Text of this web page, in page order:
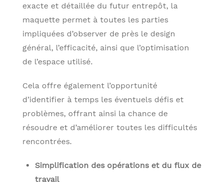
exacte et détaillée du futur entrepôt, la
maquette permet à toutes les parties
impliquées d’observer de près le design
général, l’efficacité, ainsi que l’optimisation
de l’espace utilisé.
Cela offre également l’opportunité
d’identifier à temps les éventuels défis et
problèmes, offrant ainsi la chance de
résoudre et d’améliorer toutes les difficultés
rencontrées.
Simplification des opérations et du flux de
travail